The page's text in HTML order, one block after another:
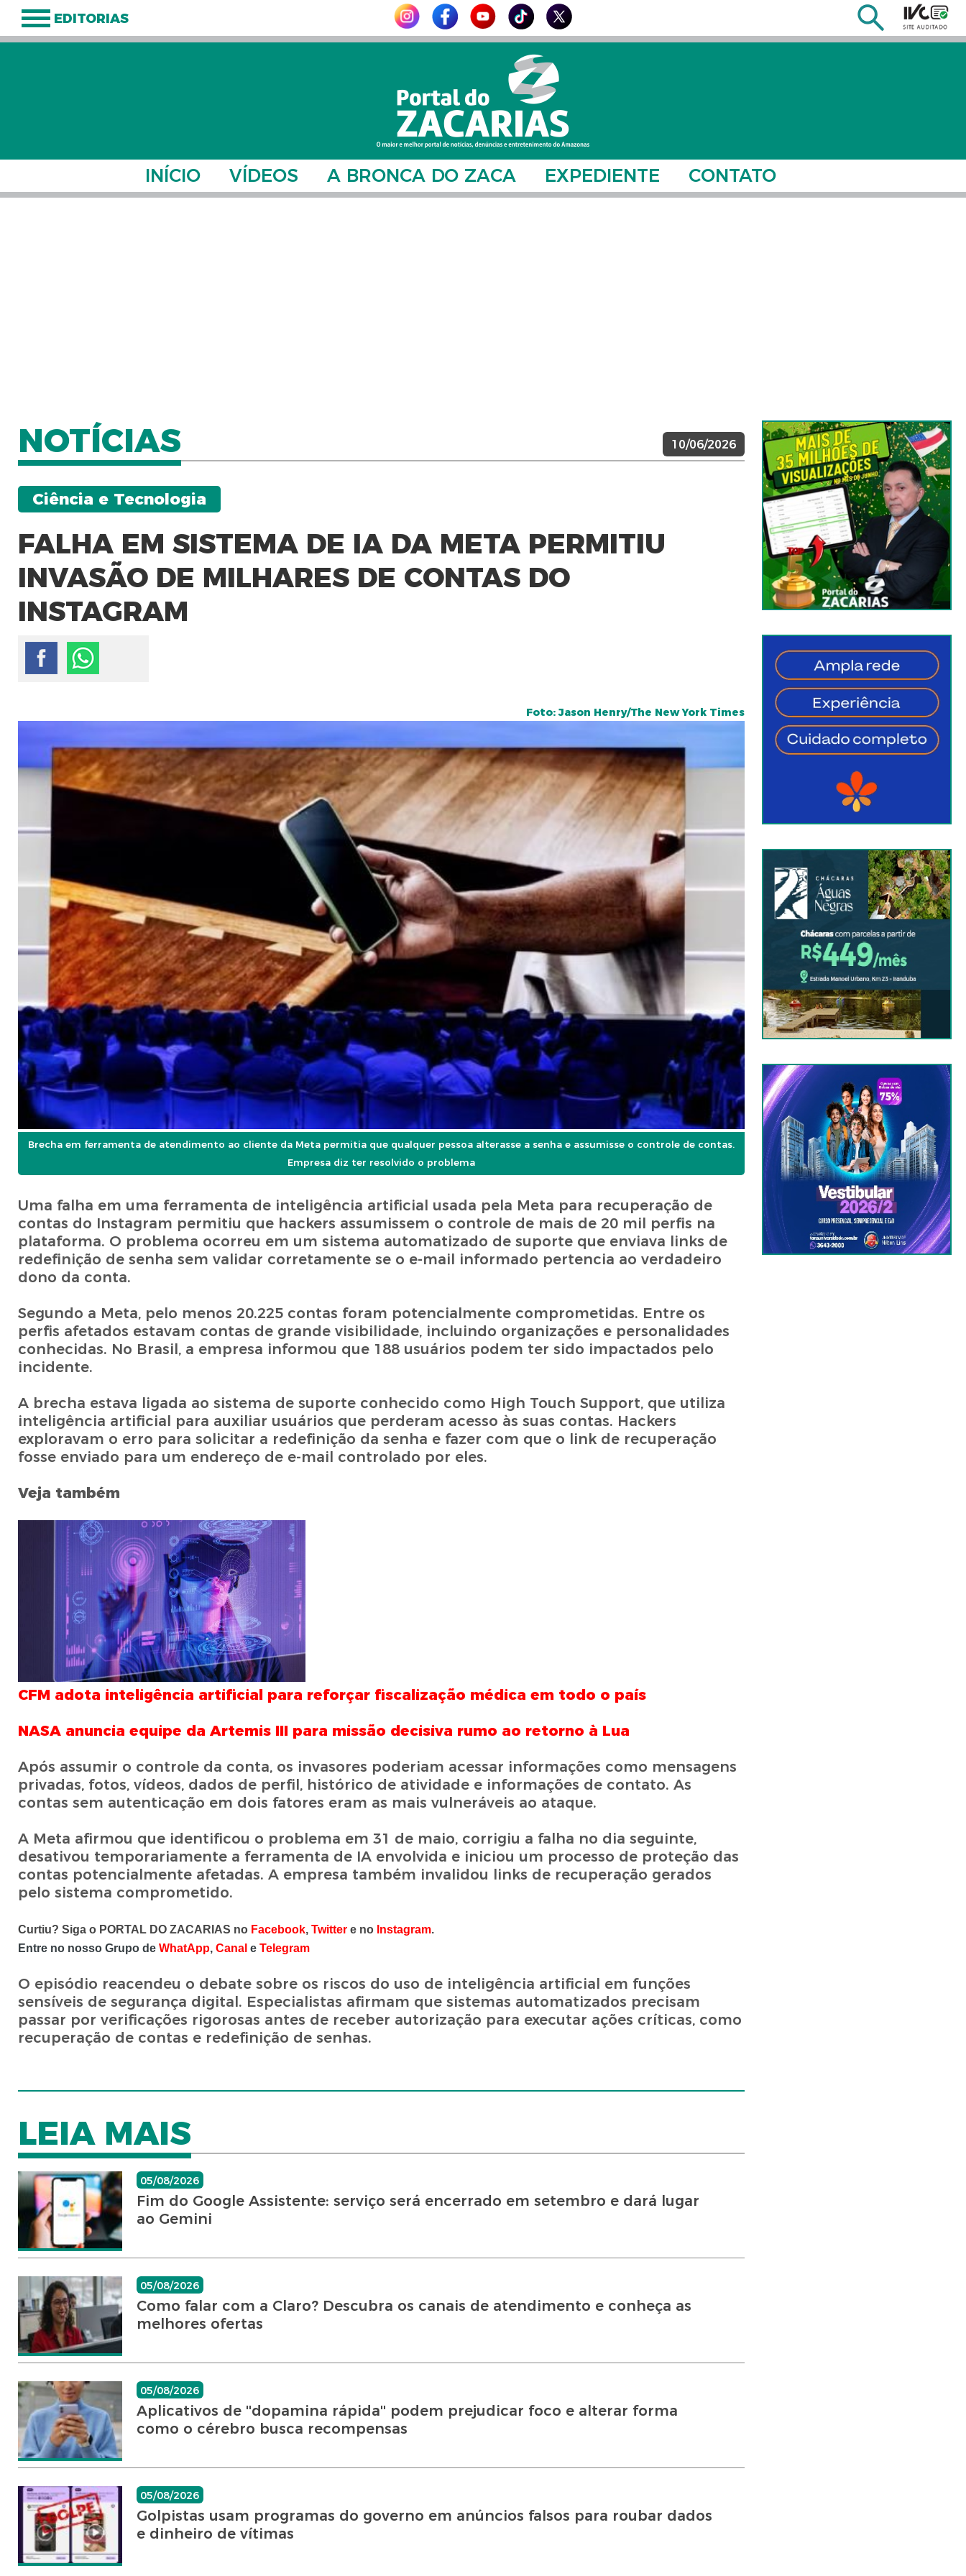
EDITORIAS
INÍCIO VÍDEOS A BRONCA DO ZACA EXPEDIENTE CONTATO
NOTÍCIAS 10/06/2026
Ciência e Tecnologia
FALHA EM SISTEMA DE IA DA META PERMITIU
INVASÃO DE MILHARES DE CONTAS DO
INSTAGRAM
Foto: Jason Henry/The New York Times
Brecha em ferramenta de atendimento ao cliente da Meta permitia que qualquer pessoa alterasse a senha e assumisse o controle de contas.
Empresa diz ter resolvido o problema
Uma falha em uma ferramenta de inteligência artificial usada pela Meta para recuperação de
contas do Instagram permitiu que hackers assumissem o controle de mais de 20 mil perfis na
plataforma. O problema ocorreu em um sistema automatizado de suporte que enviava links de
redefinição de senha sem validar corretamente se o e-mail informado pertencia ao verdadeiro
dono da conta.
Segundo a Meta, pelo menos 20.225 contas foram potencialmente comprometidas. Entre os
perfis afetados estavam contas de grande visibilidade, incluindo organizações e personalidades
conhecidas. No Brasil, a empresa informou que 188 usuários podem ter sido impactados pelo
incidente.
A brecha estava ligada ao sistema de suporte conhecido como High Touch Support, que utiliza
inteligência artificial para auxiliar usuários que perderam acesso às suas contas. Hackers
exploravam o erro para solicitar a redefinição da senha e fazer com que o link de recuperação
fosse enviado para um endereço de e-mail controlado por eles.
Veja também
CFM adota inteligência artificial para reforçar fiscalização médica em todo o país
NASA anuncia equipe da Artemis III para missão decisiva rumo ao retorno à Lua
Após assumir o controle da conta, os invasores poderiam acessar informações como mensagens
privadas, fotos, vídeos, dados de perfil, histórico de atividade e informações de contato. As
contas sem autenticação em dois fatores eram as mais vulneráveis ao ataque.
A Meta afirmou que identificou o problema em 31 de maio, corrigiu a falha no dia seguinte,
desativou temporariamente a ferramenta de IA envolvida e iniciou um processo de proteção das
contas potencialmente afetadas. A empresa também invalidou links de recuperação gerados
pelo sistema comprometido.
Curtiu? Siga o PORTAL DO ZACARIAS no Facebook, Twittere no Instagram.
Entre no nosso Grupo de WhatApp, Canal e Telegram
O episódio reacendeu o debate sobre os riscos do uso de inteligência artificial em funções
sensíveis de segurança digital. Especialistas afirmam que sistemas automatizados precisam
passar por verificações rigorosas antes de receber autorização para executar ações críticas, como
recuperação de contas e redefinição de senhas.
LEIA MAIS
05/08/2026
Fim do Google Assistente: serviço será encerrado em setembro e dará lugar
ao Gemini
05/08/2026
Como falar com a Claro? Descubra os canais de atendimento e conheça as
melhores ofertas
05/08/2026
Aplicativos de ''dopamina rápida'' podem prejudicar foco e alterar forma
como o cérebro busca recompensas
05/08/2026
Golpistas usam programas do governo em anúncios falsos para roubar dados
e dinheiro de vítimas